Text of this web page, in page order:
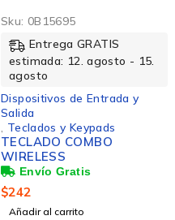
Sku: 0B15695
Entrega GRATIS
estimada: 12. agosto - 15.
agosto
Dispositivos de Entrada y
Salida
Teclados y Keypads
TECLADO COMBO
WIRELESS
$242
Añadir al carrito